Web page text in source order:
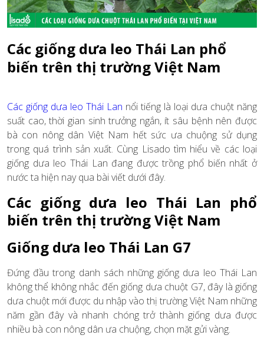
Các giống dưa leo Thái Lan phổ
biến trên thị trường Việt Nam
Các giống dưa leo Thái Lan nổi tiếng là loại dưa chuột năng
suất cao, thời gian sinh trưởng ngắn, ít sâu bệnh nên được
bà con nông dân Việt Nam hết sức ưa chuộng sử dụng
trong quá trình sản xuất. Cùng Lisado tìm hiểu về các loại
giống dưa leo Thái Lan đang được trồng phổ biến nhất ở
nước ta hiện nay qua bài viết dưới đây.
Các giống dưa leo Thái Lan phổ
biến trên thị trường Việt Nam
Giống dưa leo Thái Lan G7
Đứng đầu trong danh sách những giống dưa leo Thái Lan
không thể không nhắc đến giống dưa chuột G7, đây là giống
dưa chuột mới được du nhập vào thị trường Việt Nam những
năm gần đây và nhanh chóng trở thành giống dưa được
nhiều bà con nông dân ưa chuộng, chọn mặt gửi vàng.